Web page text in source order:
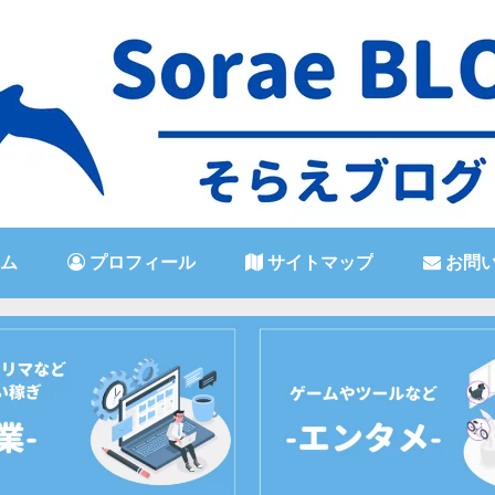
プロフィール サイトマップ お問